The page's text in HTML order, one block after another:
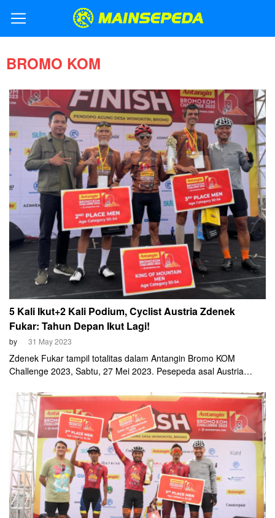
BROMO KOM
5 Kali Ikut+2 Kali Podium, Cyclist Austria Zdenek
Fukar: Tahun Depan Ikut Lagi!
by 31 May 2023
Zdenek Fukar tampil totalitas dalam Antangin Bromo KOM
Challenge 2023, Sabtu, 27 Mei 2023. Pesepeda asal Austria
50-54. Event sepeda akbar yang baru saja digelar itu rupanya
menjadi kali kelima Zdenek berpetualang menaklukan Puncak
Wonokitri, Kabupaten Pasuruan.